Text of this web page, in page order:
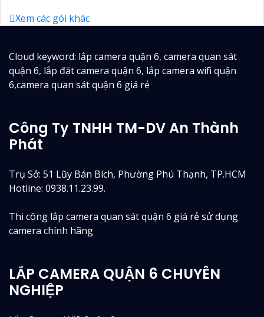
Xem các gói khác
Cloud keyword: lắp camera quận 6, camera quan sát
quận 6, lắp đặt camera quận 6, lắp camera wifi quận
6,camera quan sát quận 6 giá rẻ
Công Ty TNHH TM-DV An Thành
Phát
Trụ Sở: 51 Lũy Bán Bích, Phường Phú Thạnh, TP.HCM
Hotline: 0938.11.23.99.
Thi công lắp camera quan sát quận 6 giá rẻ sử dụng
camera chính hãng
LẮP CAMERA QUẬN 6 CHUYÊN
NGHIỆP